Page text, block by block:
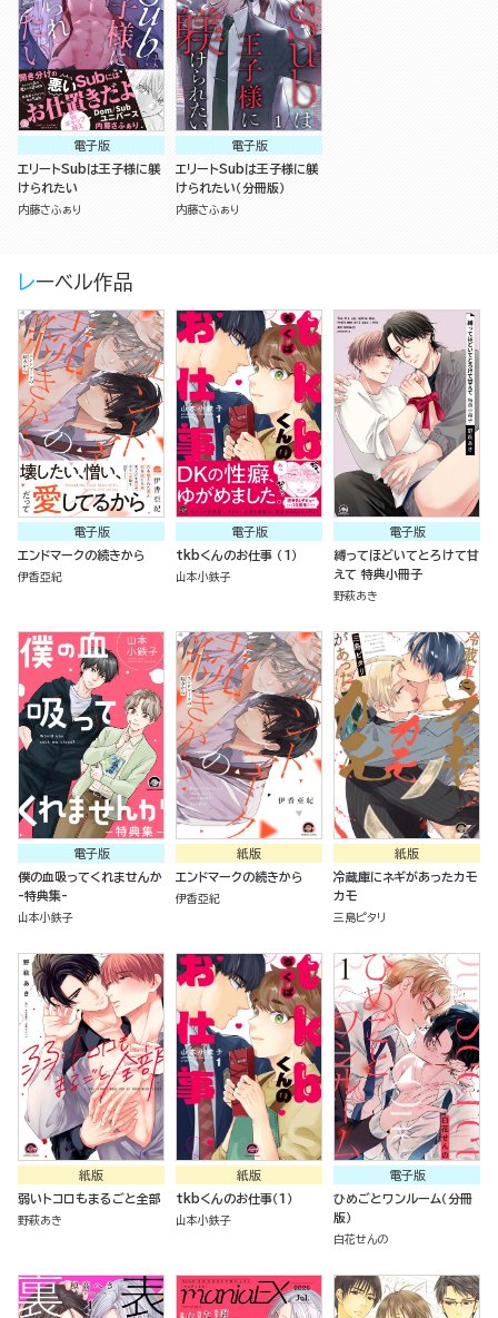
電子版
エリートSubは王子様に躾
けられたい
内藤さふぁり
電子版
エリートSubは王子様に躾
けられたい（分冊版）
内藤さふぁり
レーベル作品
電子版
エンドマークの続きから
伊香亞紀
電子版
tkbくんのお仕事 （1）
山本小鉄子
電子版
縛ってほどいてとろけて甘
えて 特典小冊子
野萩あき
電子版
僕の血吸ってくれませんか
-特典集-
山本小鉄子
紙版
エンドマークの続きから
伊香亞紀
紙版
冷蔵庫にネギがあったカモ
カモ
三島ピタリ
紙版
弱いトコロもまるごと全部
野萩あき
紙版
tkbくんのお仕事（１）
山本小鉄子
電子版
ひめごとワンルーム（分冊
版）
白花せんの